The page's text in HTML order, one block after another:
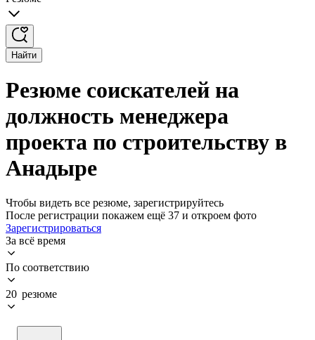
Найти
Резюме соискателей на
должность менеджера
проекта по строительству в
Анадыре
Чтобы видеть все резюме, зарегистрируйтесь
После регистрации покажем ещё 37 и откроем фото
Зарегистрироваться
За всё время
По соответствию
20 резюме